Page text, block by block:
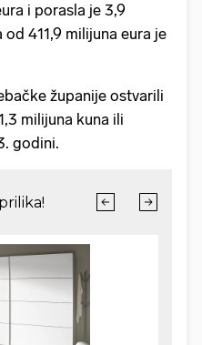
i porasla je 3,9
411,9 milijuna eura je
županije ostvarili
milijuna kuna ili
godini.